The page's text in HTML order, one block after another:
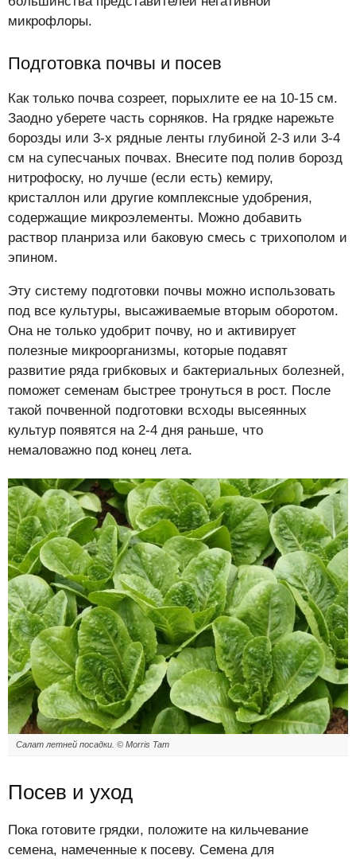
микрофлоры.
Подготовка почвы и посев
Как только почва созреет, порыхлите ее на 10-15 см.
Заодно уберете часть сорняков. На грядке нарежьте
борозды или 3-х рядные ленты глубиной 2-3 или 3-4
см на супесчаных почвах. Внесите под полив борозд
нитрофоску, но лучше (если есть) кемиру,
кристаллон или другие комплексные удобрения,
содержащие микроэлементы. Можно добавить
раствор планриза или баковую смесь с трихополом и
эпином.
Эту систему подготовки почвы можно использовать
под все культуры, высаживаемые вторым оборотом.
Она не только удобрит почву, но и активирует
полезные микроорганизмы, которые подавят
развитие ряда грибковых и бактериальных болезней,
поможет семенам быстрее тронуться в рост. После
такой почвенной подготовки всходы высеянных
культур появятся на 2-4 дня раньше, что
немаловажно под конец лета.
Салат летней посадки. © Morris Tam
Посев и уход
Пока готовите грядки, положите на кильчевание
семена, намеченные к посеву. Семена для